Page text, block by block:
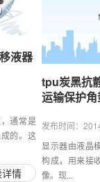
液器
通常是
的。这
情
tpu炭黑抗
运输保护角
发布时间：
显示器由液晶
构成，用来接
像。现...